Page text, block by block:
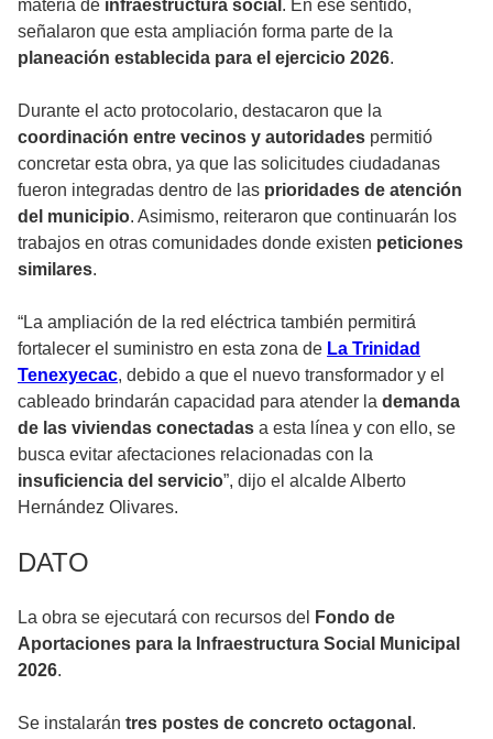
materia de infraestructura social . En ese sentido,
señalaron que esta ampliación forma parte de la
planeación establecida para el ejercicio 2026.
Durante el acto protocolario, destacaron que la
coordinación entre vecinos y autoridades permitió
concretar esta obra, ya que las solicitudes ciudadanas
fueron integradas dentro de las prioridades de atención
del municipio. Asimismo, reiteraron que continuarán los
trabajos en otras comunidades donde existen peticiones
similares.
“La ampliación de la red eléctrica también permitirá
fortalecer el suministro en esta zona de La Trinidad
Tenexyecac, debido a que el nuevo transformador y el
cableado brindarán capacidad para atender la demanda
de las viviendas conectadas a esta línea y con ello, se
busca evitar afectaciones relacionadas con la
insuficiencia del servicio”, dijo el alcalde Alberto
Hernández Olivares.
DATO
La obra se ejecutará con recursos del
Fondo de
Aportaciones para la Infraestructura Social Municipal
2026.
Se instalarán tres postes de concreto octagonal .